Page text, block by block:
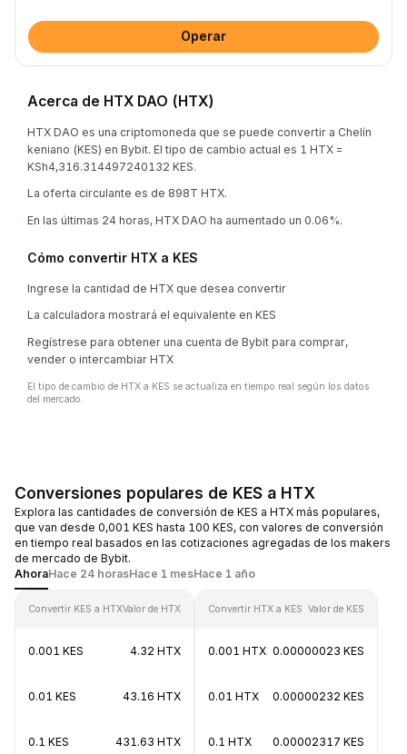
Operar
Acerca de HTX DAO (HTX)
HTX DAO es una criptomoneda que se puede convertir a Chelín
keniano (KES) en Bybit. El tipo de cambio actual es 1 HTX =
KSh4,316.314497240132 KES.
La oferta circulante es de 898T HTX.
En las últimas 24 horas, HTX DAO ha aumentado un 0.06%.
Cómo convertir HTX a KES
Ingrese la cantidad de HTX que desea convertir
La calculadora mostrará el equivalente en KES
Regístrese para obtener una cuenta de Bybit para comprar,
vender o intercambiar HTX
El tipo de cambio de HTX a KES se actualiza en tiempo real según los datos
del mercado.
Conversiones populares de KES a HTX
Explora las cantidades de conversión de KES a HTX más populares,
que van desde 0,001 KES hasta 100 KES, con valores de conversión
en tiempo real basados en las cotizaciones agregadas de los makers
de mercado de Bybit.
AhoraHace 24 horasHace 1 mesHace 1 año
Convertir KES a HTXValor de HTX
0.001 KES 4.32 HTX
0.01 KES 43.16 HTX
0.1 KES 431.63 HTX
Convertir HTX a KES Valor de KES
0.001 HTX 0.00000023 KES
0.01 HTX 0.00000232 KES
0.1 HTX 0.00002317 KES